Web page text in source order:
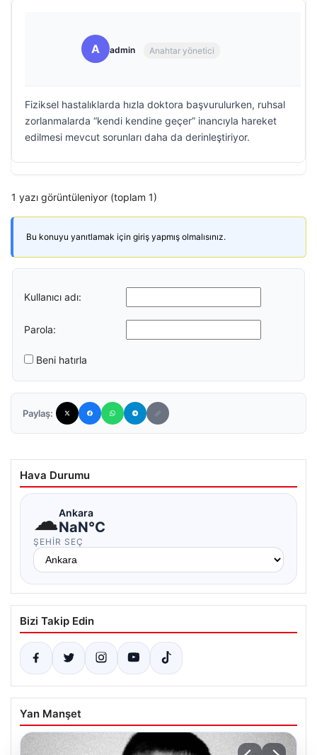
A admin Anahtar yönetici
Fiziksel hastalıklarda hızla doktora başvurulurken, ruhsal
zorlanmalarda “kendi kendine geçer” inancıyla hareket
edilmesi mevcut sorunları daha da derinleştiriyor.
1 yazı görüntüleniyor (toplam 1)
Bu konuyu yanıtlamak için giriş yapmış olmalısınız.
Kullanıcı adı:
Parola:
Beni hatırla
Paylaş:
Hava Durumu
☁Ankara
NaN°C
ŞEHIR SEÇ
Bizi Takip Edin
Yan Manşet